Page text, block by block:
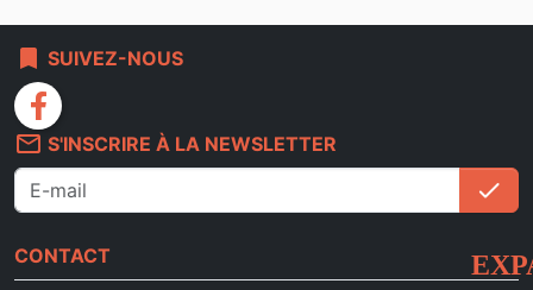
bookmark SUIVEZ-NOUS
facebook
mail_outline S'INSCRIRE À LA NEWSLETTER
check
CONTACT